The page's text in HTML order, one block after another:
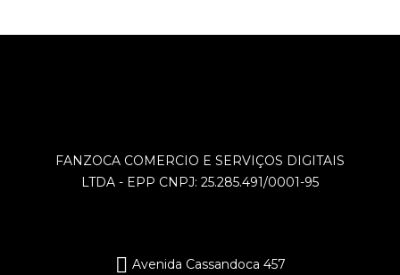
FANZOCA COMERCIO E SERVIÇOS DIGITAIS
LTDA - EPP CNPJ: 25.285.491/0001-95
Avenida Cassandoca 457